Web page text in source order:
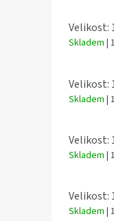
Velikost:
Skladem |
Velikost:
Skladem |
Velikost:
Skladem |
Velikost:
Skladem |